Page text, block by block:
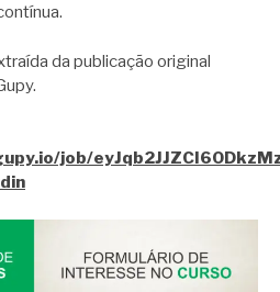
da publicação original
job/